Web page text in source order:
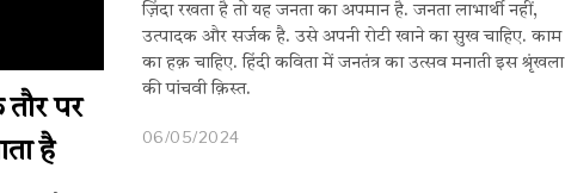
पर
है
ज़िंदा रखता है तो यह जनता का अपमान है. जनता लाभार्थी नहीं,
उत्पादक और सर्जक है. उसे अपनी रोटी खाने का सुख चाहिए. काम
का हक़ चाहिए. हिंदी कविता में जनतंत्र का उत्सव मनाती इस श्रृंखला
की पांचवी क़िस्त.
06/05/2024